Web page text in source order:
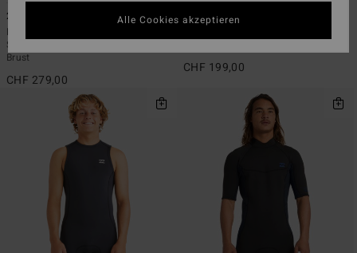
2/2mm Revolution Natural
Männer Blau Langärmliger
Springsuit mit Reißverschluss der
Brust
CHF 279,00
2/2mm Absolute Natural
CHF 199,00
Alle Cookies akzeptieren